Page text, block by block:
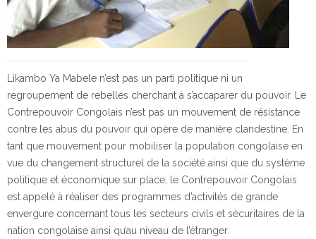
Likambo Ya Mabele n’est pas un parti politique ni un
regroupement de rebelles cherchant à s’accaparer du pouvoir. Le
Contrepouvoir Congolais n’est pas un mouvement de résistance
contre les abus du pouvoir qui opère de manière clandestine. En
tant que mouvement pour mobiliser la population congolaise en
vue du changement structurel de la société ainsi que du système
politique et économique sur place, le Contrepouvoir Congolais
est appelé à réaliser des programmes d’activités de grande
envergure concernant tous les secteurs civils et sécuritaires de la
nation congolaise ainsi qu’au niveau de l’étranger.